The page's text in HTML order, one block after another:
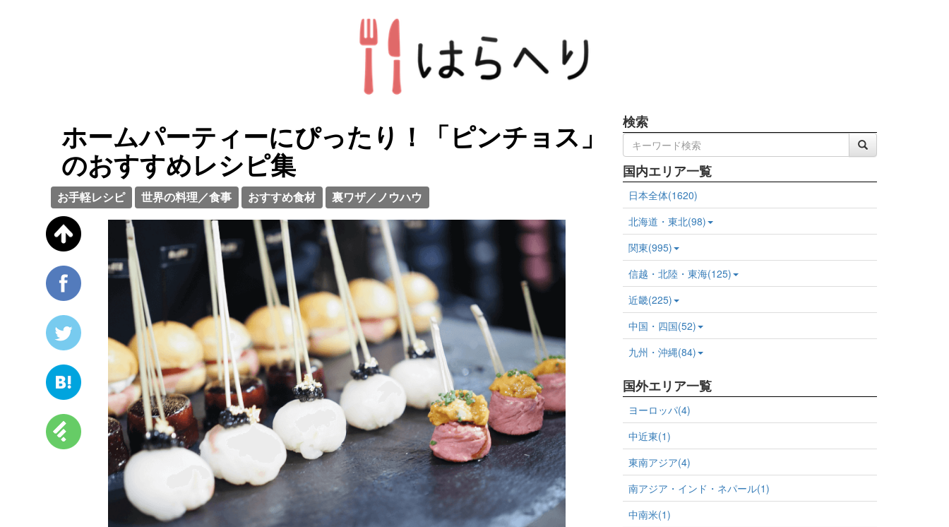
ホームパーティーにぴったり！「ピンチョス」
のおすすめレシピ集
お手軽レシピ 世界の料理／食事 おすすめ食材 裏ワザ／ノウハウ
検索
国内エリア一覧
日本全体(1620)
北海道・東北(98)
関東(995)
信越・北陸・東海(125)
近畿(225)
中国・四国(52)
九州・沖縄(84)
国外エリア一覧
ヨーロッパ(4)
中近東(1)
東南アジア(4)
南アジア・インド・ネパール(1)
中南米(1)